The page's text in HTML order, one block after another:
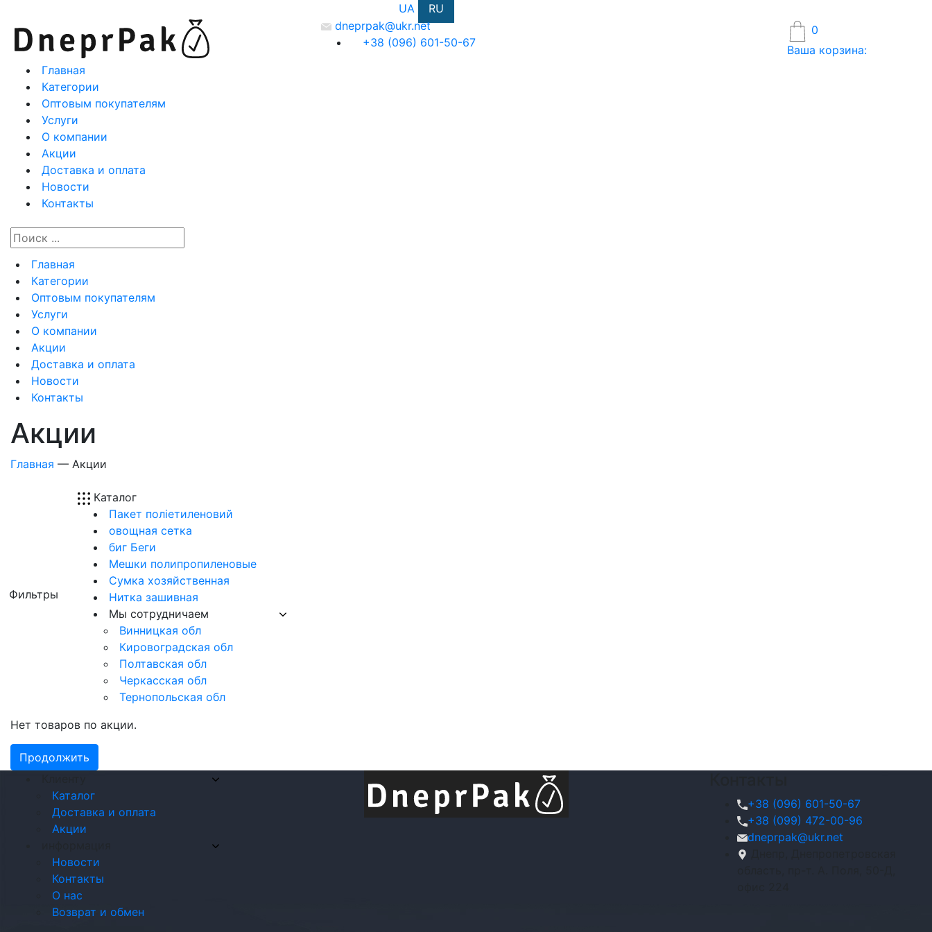
UA
RU
dneprpak@ukr.net
+38 (096) 601-50-67
0
Ваша корзина:
Главная
Категории
Оптовым покупателям
Услуги
О компании
Акции
Доставка и оплата
Новости
Контакты
Главная
Категории
Оптовым покупателям
Услуги
О компании
Акции
Доставка и оплата
Новости
Контакты
Акции
Главная — Акции
Фильтры
Каталог
Пакет поліетиленовий
овощная сетка
биг Беги
Мешки полипропиленовые
Сумка хозяйственная
Нитка зашивная
Мы сотрудничаем
Винницкая обл
Кировоградская обл
Полтавская обл
Черкасская обл
Тернопольская обл
Нет товаров по акции.
Продолжить
Каталог
Доставка и оплата
Акции
Новости
Контакты
О нас
Возврат и обмен
+38 (096) 601-50-67
+38 (099) 472-00-96
dneprpak@ukr.net